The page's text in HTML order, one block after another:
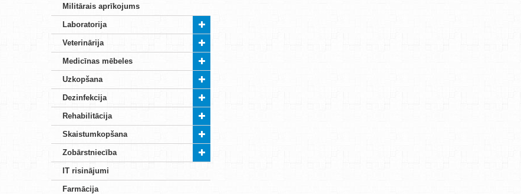
Militārais aprīkojums
Laboratorija
Veterinārija
Medicīnas mēbeles
Uzkopšana
Dezinfekcija
Rehabilitācija
Skaistumkopšana
Zobārstniecība
IT risinājumi
Farmācija